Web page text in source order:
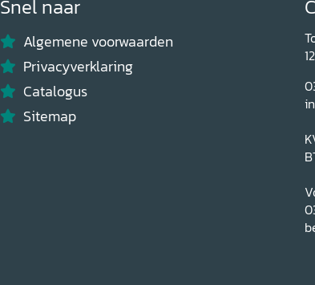
Snel naar
Algemene voorwaarden
Privacyverklaring
Catalogus
Sitemap